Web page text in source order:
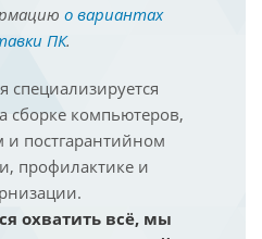
о вариантах
ПК.
сборке компьютеров,
и постгарантийном
профилактике и
охватить всё, мы